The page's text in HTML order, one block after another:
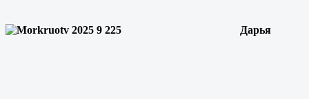
Дарья